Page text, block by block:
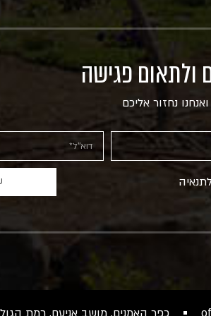
ולתאום פגישה
נחזור אליכם